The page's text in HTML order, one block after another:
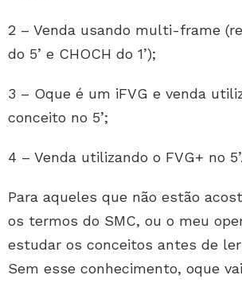
2 – Venda usando multi-frame
do 5’ e CHOCH do 1’);
3 – Oque é um iFVG e venda
conceito no 5’;
4 – Venda utilizando o FVG+ no 5’.
Para aqueles que não estão
os termos do SMC, ou o meu
estudar os conceitos antes de
Sem esse conhecimento, oque